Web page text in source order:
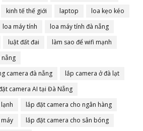
kinh tế thế giới laptop
loa kẹo kéo
loa máy tính
loa máy tính đà nẵng
luật đất đai
làm sao để wifi mạnh
camera đà nẵng
lắp camera ở đà lạt
camera AI tại Đà Nẵng
lắp đặt camera cho ngân hàng
lắp đặt camera cho sân bóng